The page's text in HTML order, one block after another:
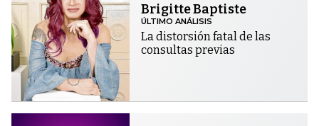
Brigitte Baptiste
ÚLTIMO ANÁLISIS
La distorsión fatal de las
consultas previas